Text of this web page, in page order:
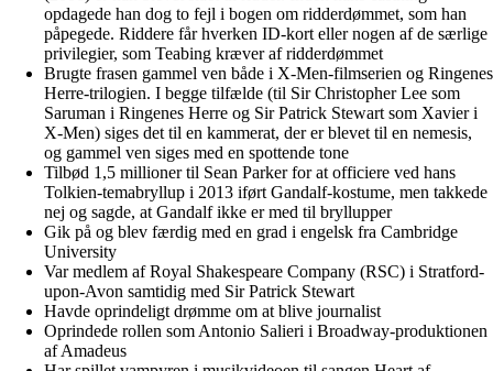
opdagede han dog to fejl i bogen om ridderdømmet, som han
påpegede. Riddere får hverken ID-kort eller nogen af de særlige
privilegier, som Teabing kræver af ridderdømmet
Brugte frasen gammel ven både i X-Men-filmserien og Ringenes
Herre-trilogien. I begge tilfælde (til Sir Christopher Lee som
Saruman i Ringenes Herre og Sir Patrick Stewart som Xavier i
X-Men) siges det til en kammerat, der er blevet til en nemesis,
og gammel ven siges med en spottende tone
Tilbød 1,5 millioner til Sean Parker for at officiere ved hans
Tolkien-temabryllup i 2013 iført Gandalf-kostume, men takkede
nej og sagde, at Gandalf ikke er med til bryllupper
Gik på og blev færdig med en grad i engelsk fra Cambridge
University
Var medlem af Royal Shakespeare Company (RSC) i Stratford-
upon-Avon samtidig med Sir Patrick Stewart
Havde oprindeligt drømme om at blive journalist
Oprindede rollen som Antonio Salieri i Broadway-produktionen
af Amadeus